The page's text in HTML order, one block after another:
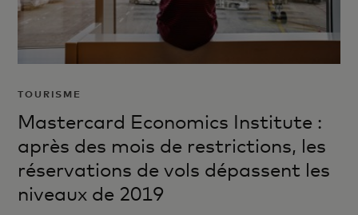
TOURISME
Mastercard Economics Institute :
après des mois de restrictions, les
réservations de vols dépassent les
niveaux de 2019